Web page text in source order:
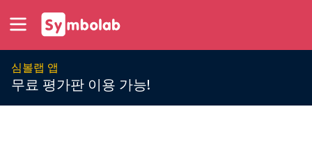
심볼랩 앱
무료 평가판 이용 가능!